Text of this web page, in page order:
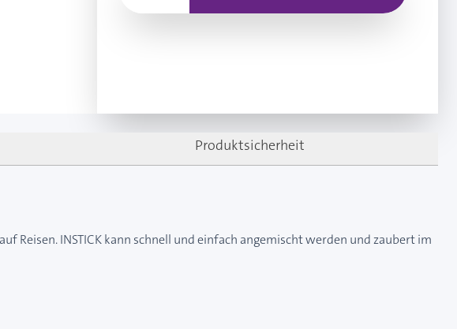
Produktsicherheit
Reisen. INSTICK kann schnell und einfach angemischt werden und zaubert im